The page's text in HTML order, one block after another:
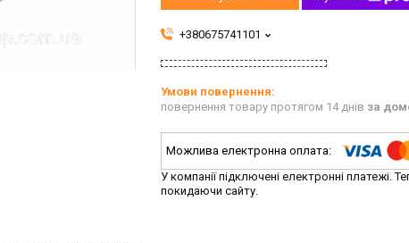
+380675741101
повернення товару протягом 14 днів за
У компанії підключені електронні платежі.
покидаючи сайту.